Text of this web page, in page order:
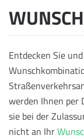
Entdecken Sie
werden Ihnen per
sie bei der
nicht an Ihr